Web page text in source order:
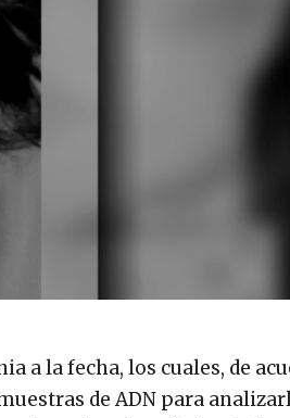
a la fecha, los cuales, de
de ADN para